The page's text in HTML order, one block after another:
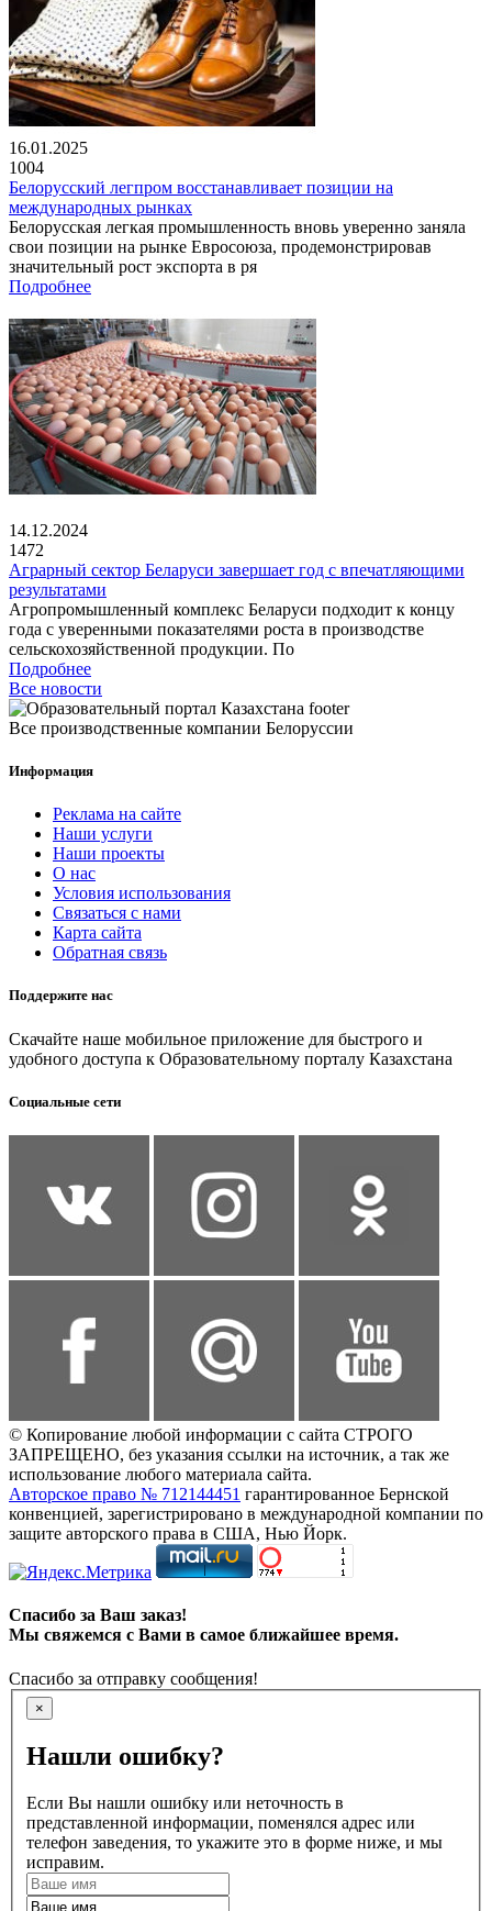
16.01.2025
1004
Белорусский легпром восстанавливает позиции на
международных рынках
Белорусская легкая промышленность вновь уверенно заняла
свои позиции на рынке Евросоюза, продемонстрировав
значительный рост экспорта в ря
Подробнее
14.12.2024
1472
Аграрный сектор Беларуси завершает год с впечатляющими
результатами
Агропромышленный комплекс Беларуси подходит к концу
года с уверенными показателями роста в производстве
сельскохозяйственной продукции. По
Подробнее
Все новости
Все производственные компании Белоруссии
Информация
Реклама на сайте
Наши услуги
Наши проекты
О нас
Условия использования
Связаться с нами
Карта сайта
Обратная связь
Поддержите нас
Скачайте наше мобильное приложение для быстрого и
удобного доступа к Образовательному порталу Казахстана
Социальные сети
© Копирование любой информации с сайта СТРОГО
ЗАПРЕЩЕНО, без указания ссылки на источник, а так же
использование любого материала сайта.
Авторское право № 712144451 гарантированное Бернской
конвенцией, зарегистрировано в международной компании по
защите авторского права в США, Нью Йорк.
Спасибо за Ваш заказ!
Мы свяжемся с Вами в самое ближайшее время.
Спасибо за отправку сообщения!
×
Нашли ошибку?
Если Вы нашли ошибку или неточность в
представленной информации, поменялся адрес или
телефон заведения, то укажите это в форме ниже, и мы
исправим.